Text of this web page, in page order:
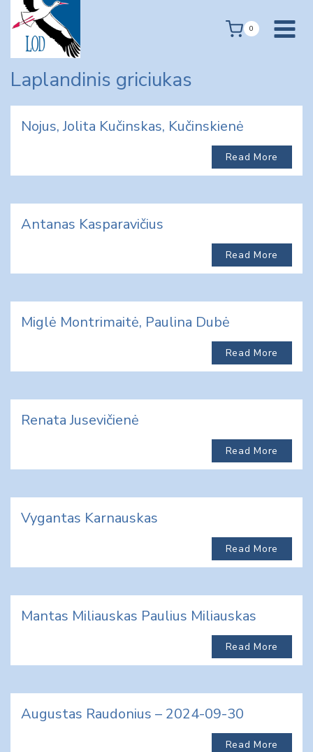
content
0
Laplandinis griciukas
Nojus, Jolita Kučinskas, Kučinskienė
Read More
Antanas Kasparavičius
Read More
Miglė Montrimaitė, Paulina Dubė
Read More
Renata Jusevičienė
Read More
Vygantas Karnauskas
Read More
Mantas Miliauskas Paulius Miliauskas
Read More
Augustas Raudonius – 2024-09-30
Read More